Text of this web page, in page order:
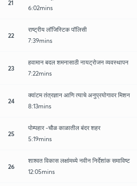
21
6:02mins
22
राष्ट्रीय लॉजिस्टिक पॉलिसी
7:39mins
23
हवामान बदल शमनासाठी नायट्रोजन व्यवस्थापन
7:22mins
24
क्वांटम तंत्रज्ञान आणि त्याचे अनुप्रयोगावर मिशन
8:13mins
25
पोम्पहार -चौळ काळातील बंदर शहर
5:19mins
26
शाश्वत विकास लक्षांमध्ये नवीन निर्देशांक समाविष्ट
12:05mins